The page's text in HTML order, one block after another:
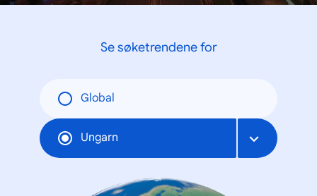
Se søketrendene for
Global
Ungarn